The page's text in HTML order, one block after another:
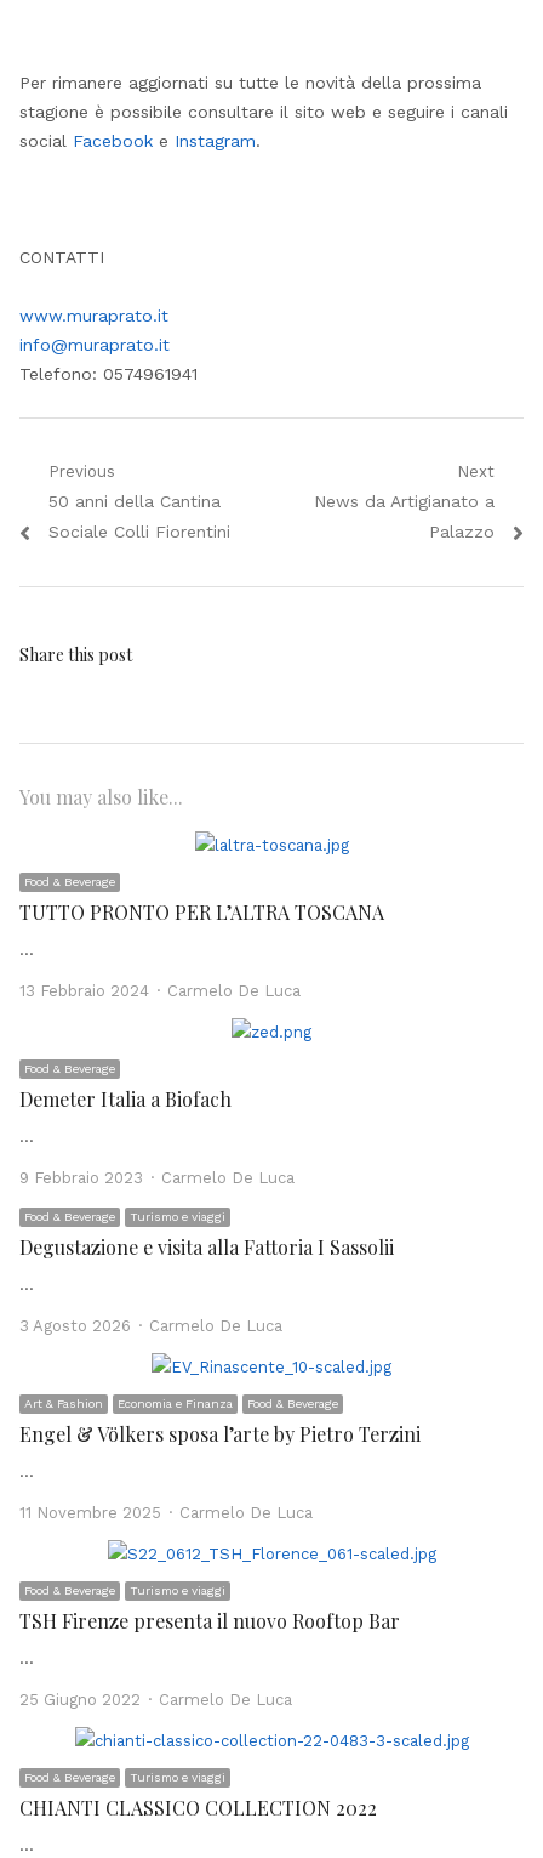
Per rimanere aggiornati su tutte le novità della prossima
stagione è possibile consultare il sito web e seguire i canali
social Facebooke Instagram.
CONTATTI
www.muraprato.it
info@muraprato.it
Telefono: 0574961941
Navigazione
articoli
Previous
Previous
post:
50 anni della Cantina
Sociale Colli Fiorentini
Next
Next
News da Artigianato a
Palazzo
Share this post
You may also like...
Food & Beverage
TUTTO PRONTO PER L’ALTRA TOSCANA
…
13 Febbraio 2024 Author
Carmelo De Luca
Food & Beverage
Demeter Italia a Biofach
…
9 Febbraio 2023 Author
Carmelo De Luca
Food & Beverage Turismo e viaggi
Degustazione e visita alla Fattoria I Sassolii
…
3 Agosto 2026 Author
Carmelo De Luca
Art & Fashion Economia e Finanza Food & Beverage
Engel & Völkers sposa l’arte by Pietro Terzini
…
11 Novembre 2025 Author
Carmelo De Luca
Food & Beverage Turismo e viaggi
TSH Firenze presenta il nuovo Rooftop Bar
…
25 Giugno 2022 Author
Carmelo De Luca
Food & Beverage Turismo e viaggi
CHIANTI CLASSICO COLLECTION 2022
…